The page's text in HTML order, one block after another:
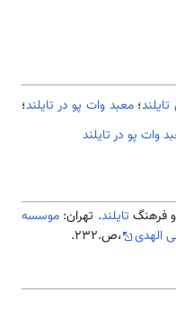
؛معبد وات پو در تایلند؛
وات پو در تایلند
تایلند. تهران: موسسه
الهدی
،ص.232.